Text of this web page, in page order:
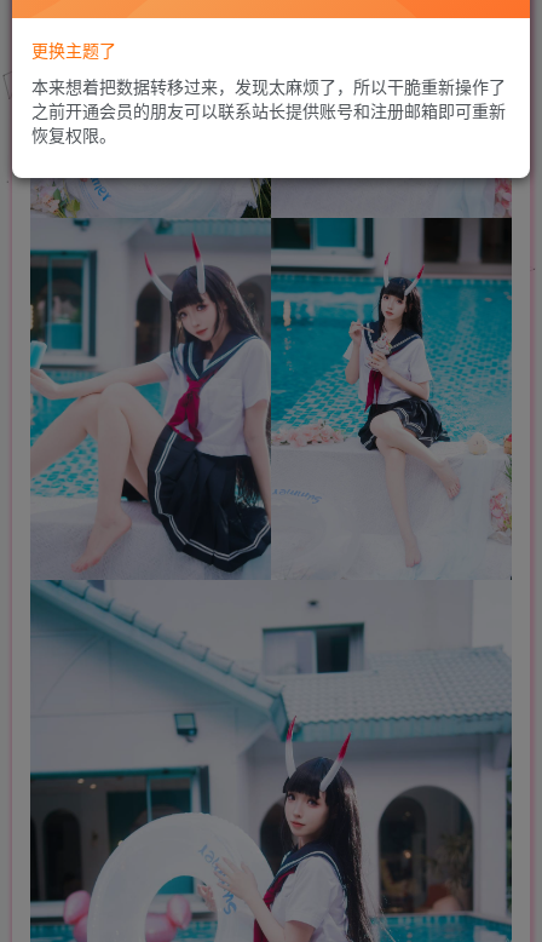
更换主题了
本来想着把数据转移过来，发现太麻烦了，所以干脆重新操作了
之前开通会员的朋友可以联系站长提供账号和注册邮箱即可重新
恢复权限。